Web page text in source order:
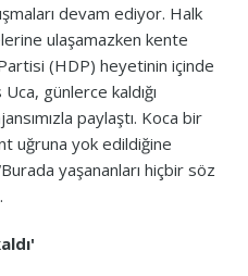
devam ediyor. Halk
ulaşamazken kente
(HDP) heyetinin içinde
günlerce kaldığı
paylaştı. Koca bir
uğruna yok edildiğine
yaşananları hiçbir söz